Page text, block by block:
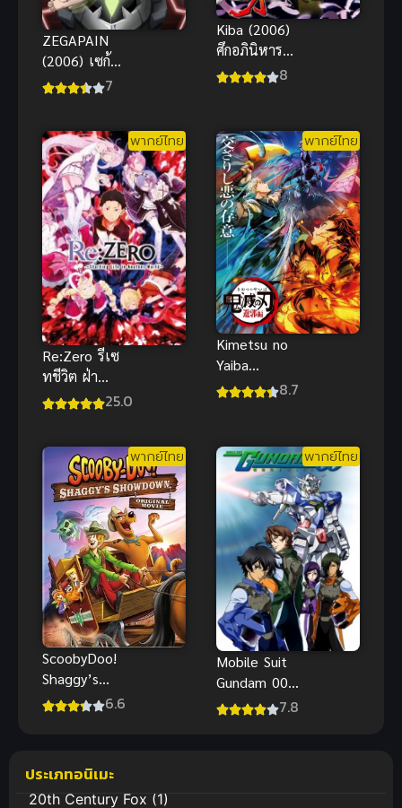
ZEGAPAIN
(2006) เซก้า
เพน
7
Kiba (2006)
ศึกอภินิหาร
ข้ามภพ
8
พากย์ไทย
Re:Zero รีเซ
ทชีวิต ฝ่า
วิกฤตต่างโลก25.0
พากย์ไทย
Kimetsu no
Yaiba
Yuukakuhen
ย่านเริงรมย์สุด
มัน
8.7
พากย์ไทย
ScoobyDoo!
Shaggy’s
Showdown6.6
พากย์ไทย
Mobile Suit
Gundam 00
(2007) โมบิล
7.8
ประเภทอนิเมะ
20th Century Fox(1)